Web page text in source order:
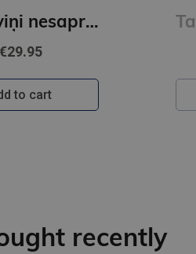
Kādēļ viņi nesaprot?
€29.95
to cart
recently